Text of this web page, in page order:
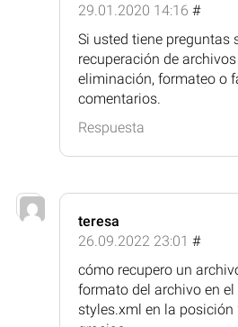
29.01.2020 14:16 #
Si usted tiene preguntas
recuperación de
eliminación, formateo o
comentarios.
Respuesta
teresa
26.09.2022 23:01 #
cómo recupero un
formato del archivo en
styles.xml en la posición